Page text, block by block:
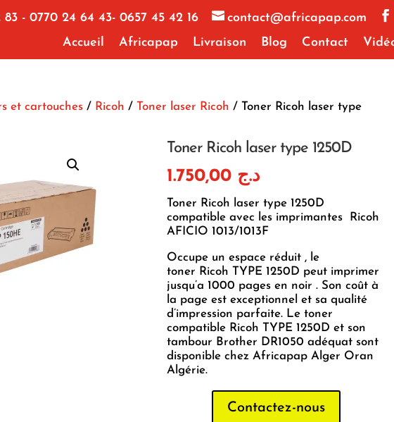
83 - 0770 24 64 43- 0657 45 42 16
contact@africapap.com
Accueil
Africapap Livraison Blog Contact
et cartouches/ Ricoh / Toner laser Ricoh / Toner Ricoh laser type
Toner Ricoh laser type 1250D
د.ج 1.750,00
Toner Ricoh laser type 1250D
compatible avec les imprimantes Ricoh
AFICIO 1013/1013F
Occupe un espace réduit , le
toner Ricoh TYPE 1250D peut imprimer
jusqu’a 1000 pages en noir . Son coût à
la page est exceptionnel et sa qualité
d’impression parfaite. Le toner
compatible Ricoh TYPE 1250D et son
tambour Brother DR1050 adéquat sont
disponible chez Africapap Alger Oran
Algérie.
Contactez-nous